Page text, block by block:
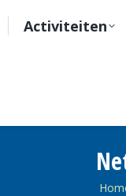
Activiteiten
Je